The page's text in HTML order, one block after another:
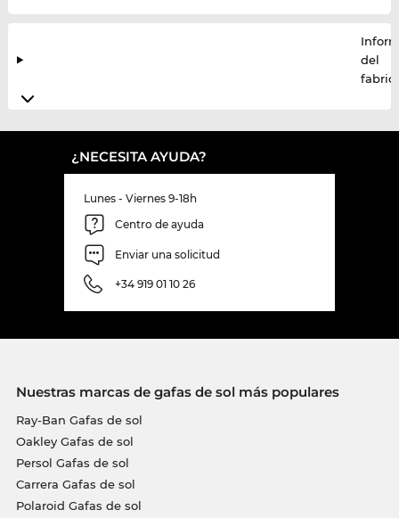
del
¿NECESITA AYUDA?
Lunes - Viernes 9-18h
Centro de ayuda
Enviar una solicitud
+34 919 01 10 26
Nuestras marcas de gafas de sol más populares
Ray-Ban Gafas de sol
Oakley Gafas de sol
Persol Gafas de sol
Carrera Gafas de sol
Polaroid Gafas de sol